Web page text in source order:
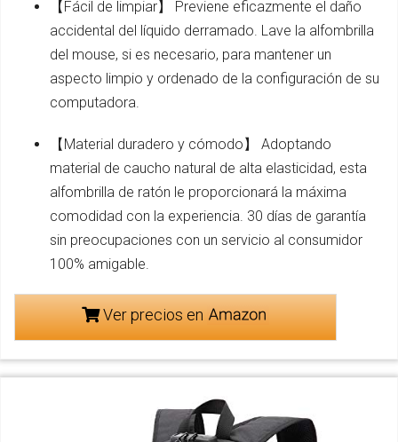
【Fácil de limpiar】 Previene eficazmente el daño
accidental del líquido derramado. Lave la alfombrilla
del mouse, si es necesario, para mantener un
aspecto limpio y ordenado de la configuración de su
computadora.
【Material duradero y cómodo】 Adoptando
material de caucho natural de alta elasticidad, esta
alfombrilla de ratón le proporcionará la máxima
comodidad con la experiencia. 30 días de garantía
sin preocupaciones con un servicio al consumidor
100% amigable.
Ver precios en